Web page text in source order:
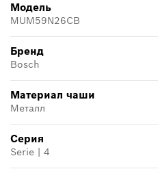
Модель
MUM59N26CB
Бренд
Bosch
Материал чаши
Металл
Серия
Serie | 4